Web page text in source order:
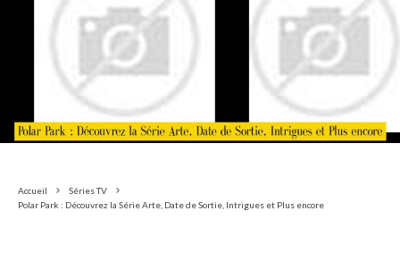
Accueil
Séries TV
Polar Park : Découvrez la Série Arte, Date de Sortie, Intrigues et Plus encore